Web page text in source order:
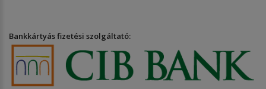
Bankkártyás fizetési szolgáltató: